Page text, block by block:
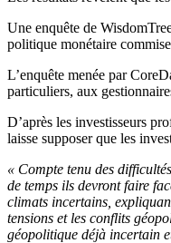
Une enquête de
politique monétaire
L’enquête menée par
particuliers, aux
D’après les investisseurs
laisse supposer que les
« Compte tenu des
de temps ils devront faire
climats incertains,
tensions et les conflits
géopolitique déjà incertain